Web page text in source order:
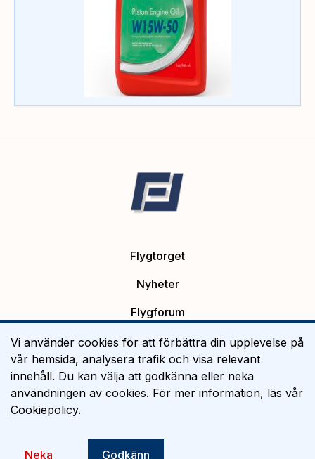
Flygtorget
Nyheter
Flygforum
Platsannonser
Flygutbildning
Om Flygtorget
Vi använder cookies för att förbättra din upplevelse på
vår hemsida, analysera trafik och visa relevant
innehåll. Du kan välja att godkänna eller neka
användningen av cookies. För mer information, läs vår
Cookiepolicy.
Neka Godkänn